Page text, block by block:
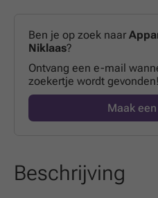
Ben je op zoek naar
Niklaas?
Ontvang een e-mail
zoekertje wordt gevonden!
Maak
Beschrijving